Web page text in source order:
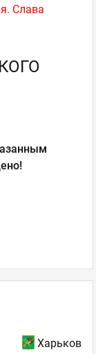
Слава
Харьков